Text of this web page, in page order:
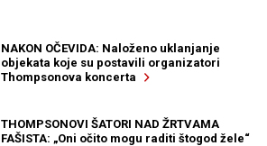
NAKON OČEVIDA: Naloženo uklanjanje
objekata koje su postavili organizatori
Thompsonova koncerta
THOMPSONOVI ŠATORI NAD ŽRTVAMA
FAŠISTA: „Oni očito mogu raditi štogod žele“